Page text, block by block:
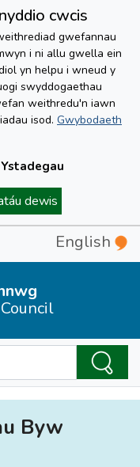
cwcis
gwefannau
i ni allu gwella ein
yn helpu i wneud y
swyddogaethau
weithredu'n iawn
isod. Gwybodaeth
dewis
English
Byw